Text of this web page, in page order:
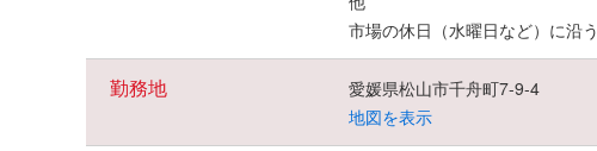
市場の休日（水曜日など）に沿う
勤務地
愛媛県松山市千舟町7-9-4
地図を表示